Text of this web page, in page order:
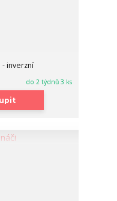
- inverzní
do 2 týdnů 3 ks